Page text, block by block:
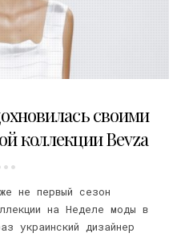
своими
коллекции Bevza
не первый сезон
на Неделе моды в
украинский дизайнер